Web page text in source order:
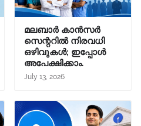
മലബാര്‍ കാന്‍സര്‍
സെന്ററില്‍ നിരവധി
ഒഴിവുകള്‍; ഇപ്പോള്‍
അപേക്ഷിക്കാം.
July 13, 2026